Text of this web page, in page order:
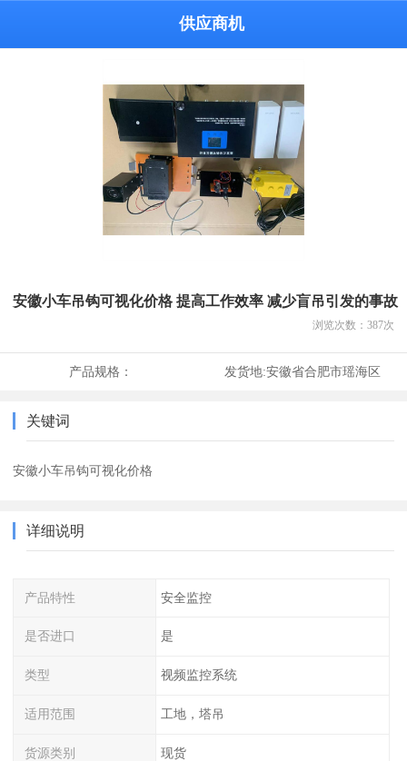
供应商机
安徽小车吊钩可视化价格 提高工作效率 减少盲吊引发的事故
浏览次数： 387次
产品规格： 发货地:安徽省合肥市瑶海区
关键词
安徽小车吊钩可视化价格
详细说明
产品特性 安全监控
是否进口 是
类型 视频监控系统
适用范围 工地，塔吊
货源类别 现货